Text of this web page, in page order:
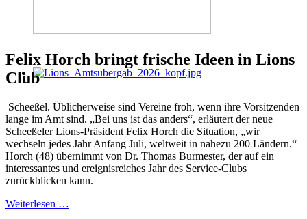
Felix Horch bringt frische Ideen in Lions
Club
Scheeßel. Üblicherweise sind Vereine froh, wenn ihre Vorsitzenden
lange im Amt sind. „Bei uns ist das anders“, erläutert der neue
Scheeßeler Lions-Präsident Felix Horch die Situation, „wir
wechseln jedes Jahr Anfang Juli, weltweit in nahezu 200 Ländern.“
Horch (48) übernimmt von Dr. Thomas Burmester, der auf ein
interessantes und ereignisreiches Jahr des Service-Clubs
zurückblicken kann.
Weiterlesen …